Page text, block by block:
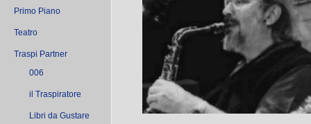
Primo Piano
Teatro
Traspi Partner
006
il Traspiratore
Libri da Gustare